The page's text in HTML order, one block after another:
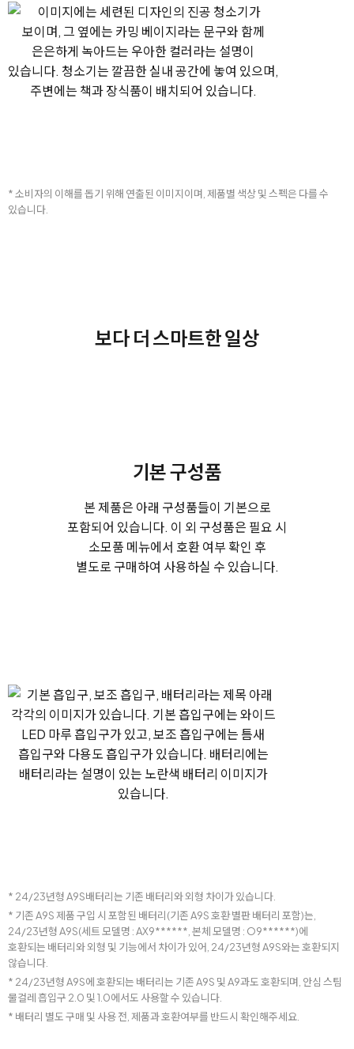
* 소비자의 이해를 돕기 위해 연출된 이미지이며, 제품별 색상 및 스펙은 다를 수
있습니다.
보다 더 스마트한 일상
기본 구성품
본 제품은 아래 구성품들이 기본으로
포함되어 있습니다. 이 외 구성품은 필요 시
소모품 메뉴에서 호환 여부 확인 후
별도로 구매하여 사용하실 수 있습니다.
* 24/23년형 A9S배터리는 기존 배터리와 외형 차이가 있습니다.
* 기존 A9S 제품 구입 시 포함된 배터리(기존 A9S 호환 별판 배터리 포함)는,
24/23년형 A9S(세트 모델명 : AX9******, 본체 모델명 : O9******)에
호환되는 배터리와 외형 및 기능에서 차이가 있어, 24/23년형 A9S와는 호환되지
않습니다.
* 24/23년형 A9S에 호환되는 배터리는 기존 A9S 및 A9과도 호환되며, 안심 스팀
물걸레 흡입구 2.0 및 1.0에서도 사용할 수 있습니다.
* 배터리 별도 구매 및 사용 전, 제품과 호환여부를 반드시 확인해주세요.